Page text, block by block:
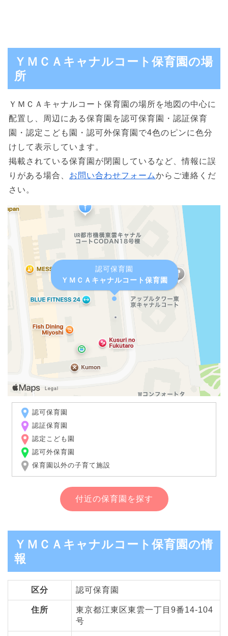
ＹＭＣＡキャナルコート保育園の場
所
ＹＭＣＡキャナルコート保育園の場所を地図の中心に
配置し、周辺にある保育園を認可保育園・認証保育
園・認定こども園・認可外保育園で4色のピンに色分
けして表示しています。
掲載されている保育園が閉園しているなど、情報に誤
りがある場合、 お問い合わせフォームからご連絡くだ
さい。
認可保育園
ＹＭＣＡキャナルコート保育園
認可保育園
認証保育園
認定こども園
認可外保育園
保育園以外の子育て施設
付近の保育園を探す
ＹＭＣＡキャナルコート保育園の情
報
区分 認可保育園
住所
東京都江東区東雲一丁目9番14-104
号